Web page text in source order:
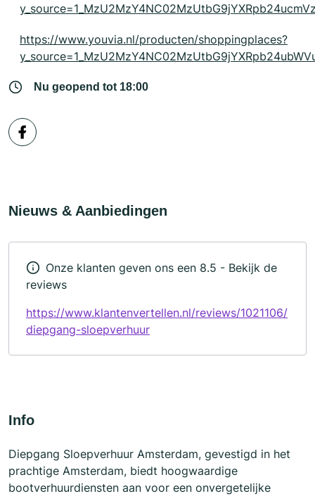
https://www.youvia.nl/producten/shoppingplaces?
Nu geopend tot 18:00
Nieuws & Aanbiedingen
Onze klanten geven ons een 8.5 - Bekijk de
reviews
https://www.klantenvertellen.nl/reviews/1021106/
diepgang-sloepverhuur
Info
Diepgang Sloepverhuur Amsterdam, gevestigd in het
prachtige Amsterdam, biedt hoogwaardige
bootverhuurdiensten aan voor een onvergetelijke